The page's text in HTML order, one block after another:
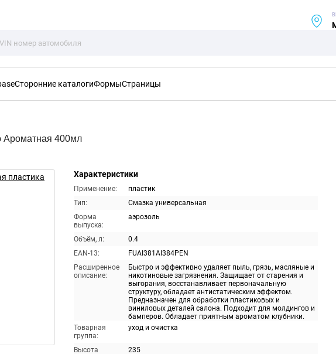
Сторонние каталогиФормыСтраницы
Ароматная 400мл
Характеристики
Применение:
пластик
Тип:
Смазка универсальная
Форма
выпуска:
аэрозоль
Объём, л:
0.4
EAN-13:
FUAI381AI384PEN
Расширенное
описание:
Быстро и эффективно удаляет пыль, грязь, масляные и
никотиновые загрязнения. Защищает от старения и
выгорания, восстанавливает первоначальную
структуру, обладает антистатическим эффектом.
Предназначен для обработки пластиковых и
виниловых деталей салона. Подходит для молдингов и
бамперов. Обладает приятным ароматом клубники.
Товарная
группа:
уход и очистка
Высота
235